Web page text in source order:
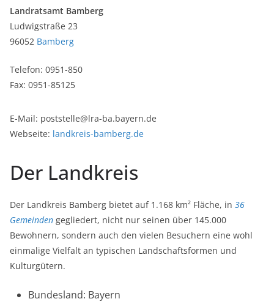
Landratsamt Bamberg
Ludwigstraße 23
96052 Bamberg
Telefon: 0951-850
Fax: 0951-85125
E-Mail: poststelle@lra-ba.bayern.de
Webseite: landkreis-bamberg.de
Der Landkreis
Der Landkreis Bamberg bietet auf 1.168 km² Fläche, in 36
Gemeinden gegliedert, nicht nur seinen über 145.000
Bewohnern, sondern auch den vielen Besuchern eine wohl
einmalige Vielfalt an typischen Landschaftsformen und
Kulturgütern.
Bundesland: Bayern